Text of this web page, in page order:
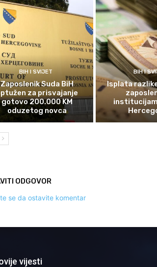
BIH I SVIJET
Zaposlenik Suda BiH
za prisvajanje
gotovo 200.000 KM
oduzetog novca
BIH I
Isplata
ODGOVOR
se da ostavite komentar
vijesti